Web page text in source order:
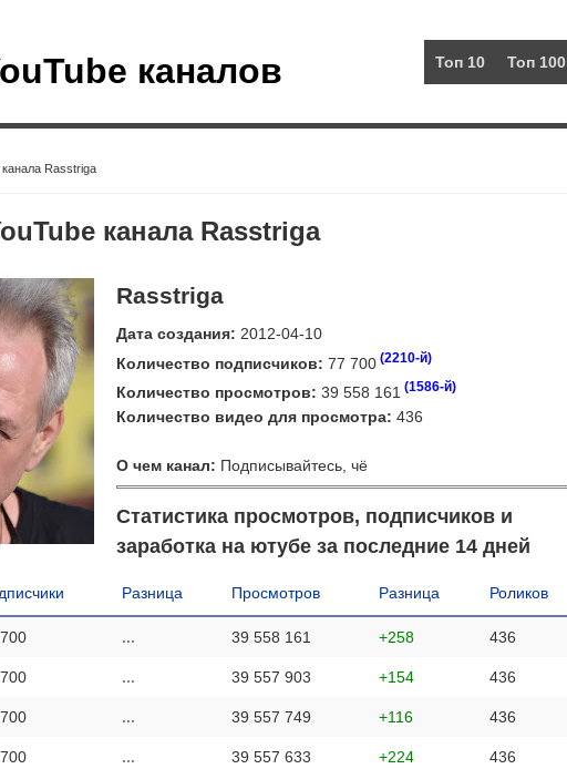
каналов Топ 10 Топ 100
Rasstriga
канала Rasstriga
Rasstriga
Дата создания: 2012-04-10
Количество подписчиков: 77 700 (2210-й)
Количество просмотров: 39 558 161 (1586-й)
Количество видео для просмотра: 436
О чем канал: Подписывайтесь, чё
Статистика просмотров, подписчиков и
заработка на ютубе за последние 14 дней
Разница Просмотров Разница Роликов
... 39 558 161 +258 436
... 39 557 903 +154 436
... 39 557 749 +116 436
... 39 557 633 +224 436